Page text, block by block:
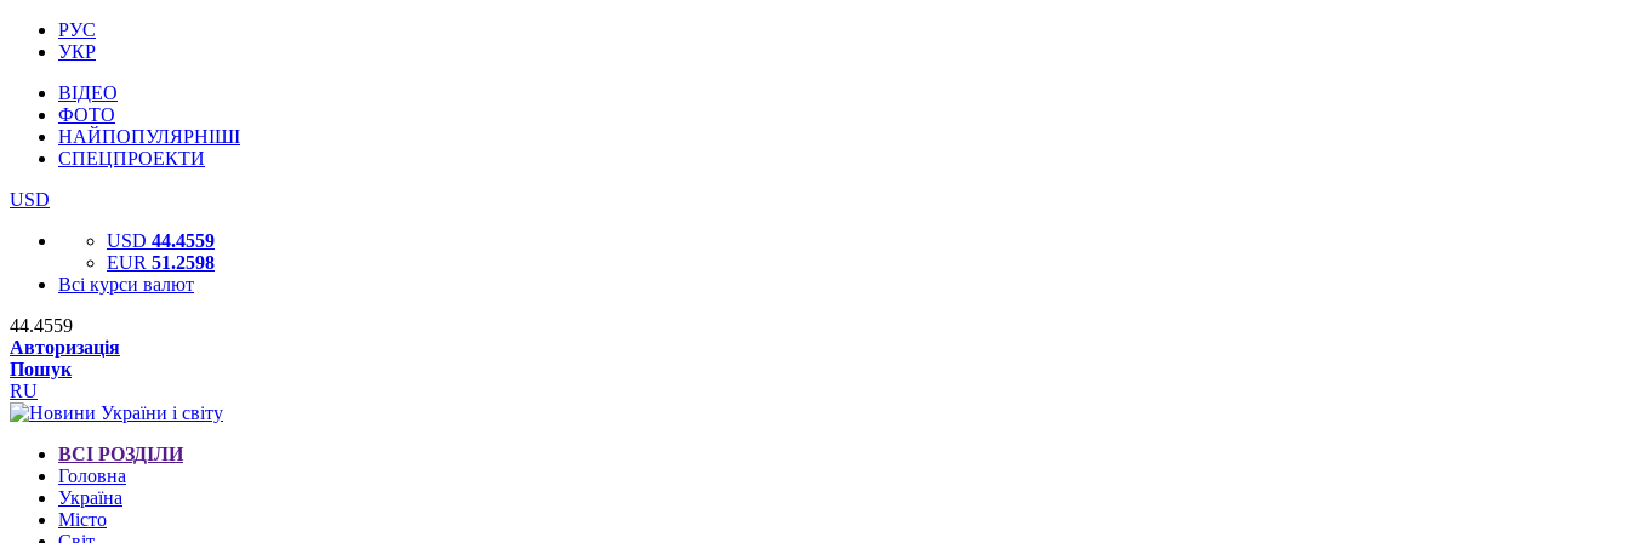
РУС
УКР
ВІДЕО
ФОТО
НАЙПОПУЛЯРНІШІ
СПЕЦПРОЕКТИ
USD
USD 44.4559
EUR 51.2598
Всі курси валют
44.4559
Авторизація
Пошук
RU
ВСІ РОЗДІЛИ
Головна
Україна
Місто